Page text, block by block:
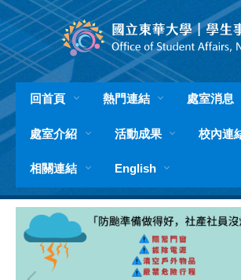
跳
到
主
要
內
容
區
回首頁 熱門連結 處室消息
處室介紹 活動成果 校內連
相關連結 English